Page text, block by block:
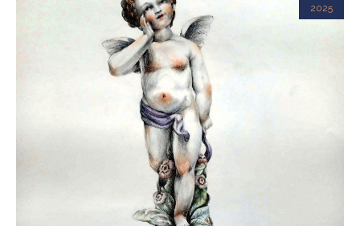
2025